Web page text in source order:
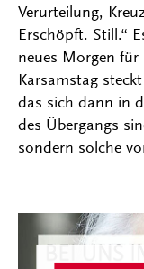
Verurteilung,
Erschöpft. Still.“
neues Morgen
Karsamstag
das sich dann in
des Übergangs
sondern solche